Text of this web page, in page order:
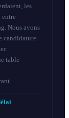
les
Nous avons
candidature
table